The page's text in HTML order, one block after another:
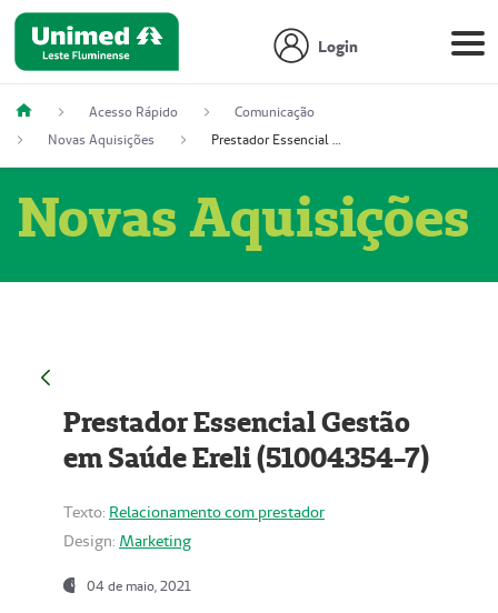
Login
Acesso Rápido
Comunicação
Novas Aquisições
Prestador Essencial Gestão em Saúde Ereli (51004354-7)
Novas Aquisições
Prestador Essencial Gestão
em Saúde Ereli (51004354-7)
Texto: Relacionamento com prestador
Design: Marketing
04 de maio, 2021